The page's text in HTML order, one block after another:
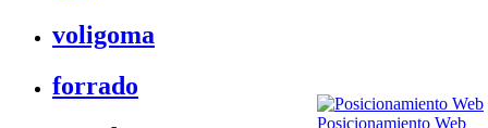
voligoma
forrado
Posicionamiento Web